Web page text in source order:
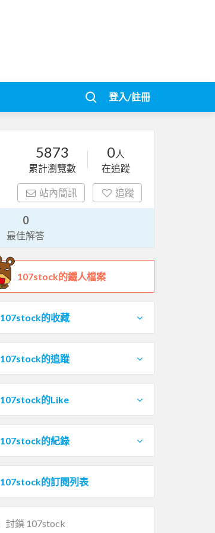
登入/註冊
5873
累計瀏覽數
0人
在追蹤
站內簡訊 追蹤
0
最佳解答
107stock的鐵人檔案
107stock的收藏
107stock的追蹤
107stock的Like
107stock的紀錄
107stock的訂閱列表
封鎖 107stock